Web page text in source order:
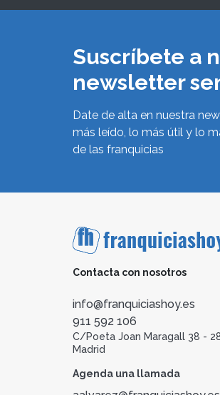
Suscríbete a
newsletter
Date de alta en nuestra
más leído, lo más útil y lo
de las franquicias
Contacta con nosotros
info@franquiciashoy.es
911 592 106
C/Poeta Joan Maragall 38 -
Madrid
Agenda una llamada